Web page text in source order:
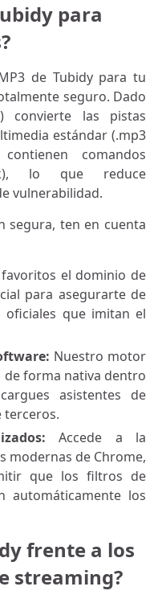
para
de Tubidy para tu
seguro. Dado
convierte las pistas
estándar (.mp3
comandos
lo que reduce
vulnerabilidad.
segura, ten en cuenta
el dominio de
para asegurarte de
que imitan el
Nuestro motor
forma nativa dentro
asistentes de
terceros.
Accede a la
modernas de Chrome,
que los filtros de
automáticamente los
frente a los
streaming?